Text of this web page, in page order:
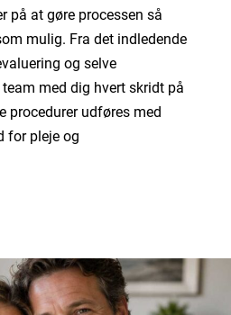
på at gøre processen så
mulig. Fra det indledende
og selve
med dig hvert skridt på
procedurer udføres med
for pleje og